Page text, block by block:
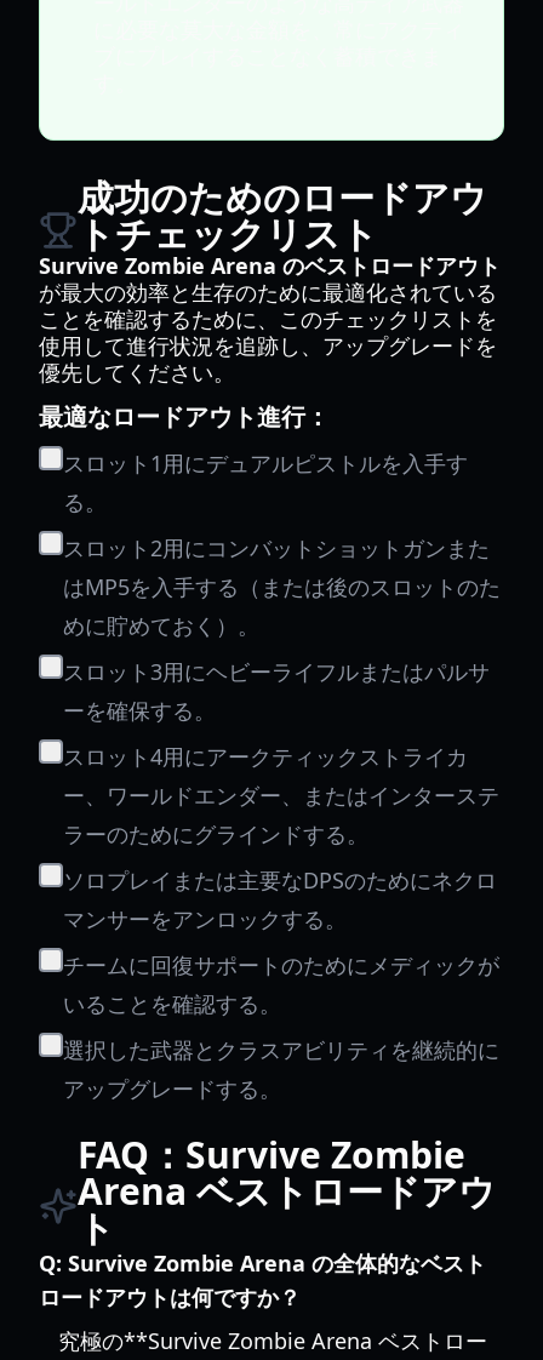
成功のためのロードアウ
トチェックリスト
Survive Zombie Arena のベストロードアウト
が最大の効率と生存のために最適化されている
ことを確認するために、このチェックリストを
使用して進行状況を追跡し、アップグレードを
優先してください。
最適なロードアウト進行：
スロット1用にデュアルピストルを入手す
る。
スロット2用にコンバットショットガンまた
はMP5を入手する（または後のスロットのた
めに貯めておく）。
スロット3用にヘビーライフルまたはパルサ
ーを確保する。
スロット4用にアークティックストライカ
ー、ワールドエンダー、またはインターステ
ラーのためにグラインドする。
ソロプレイまたは主要なDPSのためにネクロ
マンサーをアンロックする。
チームに回復サポートのためにメディックが
いることを確認する。
選択した武器とクラスアビリティを継続的に
アップグレードする。
FAQ：Survive Zombie
Arena ベストロードアウ
ト
Q: Survive Zombie Arena の全体的なベスト
ロードアウトは何ですか？
究極の**Survive Zombie Arena ベストロー